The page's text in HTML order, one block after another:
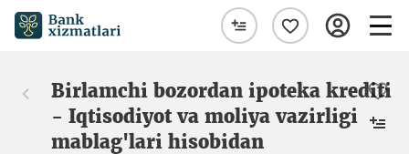
Birlamchi bozordan ipoteka krediti
- Iqtisodiyot va moliya vazirligi
mablag'lari hisobidan